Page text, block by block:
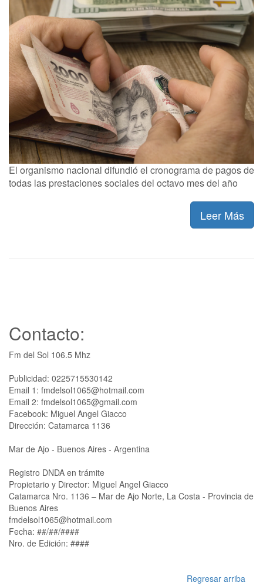
El organismo nacional difundió el cronograma de pagos de
todas las prestaciones sociales del octavo mes del año
Leer Más
Contacto:
Fm del Sol 106.5 Mhz
Publicidad: 0225715530142
Email 1: fmdelsol1065@hotmail.com
Email 2: fmdelsol1065@gmail.com
Facebook: Miguel Angel Giacco
Dirección: Catamarca 1136
Mar de Ajo - Buenos Aires - Argentina
Registro DNDA en trámite
Propietario y Director: Miguel Angel Giacco
Catamarca Nro. 1136 – Mar de Ajo Norte, La Costa - Provincia de
Buenos Aires
fmdelsol1065@hotmail.com
Fecha: ##/##/####
Nro. de Edición: ####
Regresar arriba